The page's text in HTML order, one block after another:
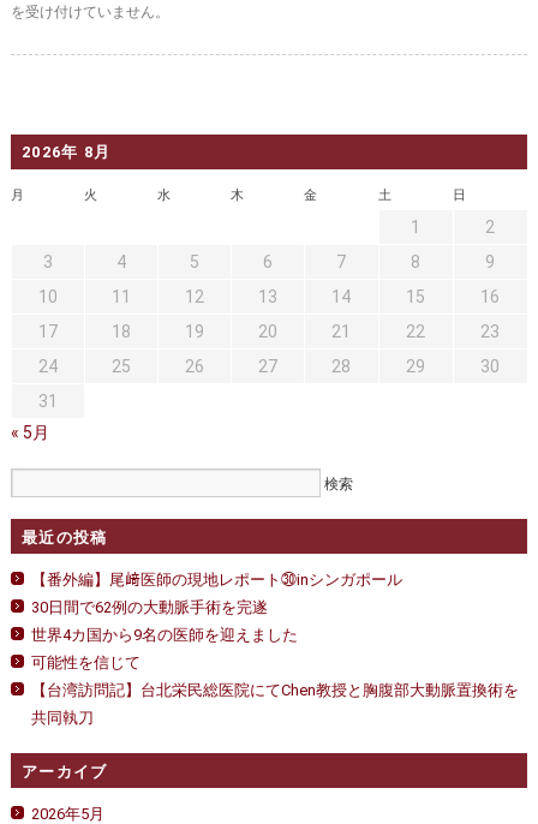
マルファン症候群
診察をご希望の方へ
遠方から来院される方は？
都道府県別紹介病院 良くある質問
正しい病院の選び方 アクセス
お問い合わせ
外来予約をされた方へ
私どもの特色
手術概要 ご紹介いただく場合
医師募集情報 ドクターカー
トピックス一覧
ー
う
頑
を受け付けていません。
2026年 8月
月 火 水 木 金 土 日
1
2
3
4 5 6 7 8
9
10
11 12 13 14 15
16
17
18 19 20 21 22
23
24
25 26 27 28 29
30
31
« 5月
最近の投稿
【番外編】尾﨑医師の現地レポート㉚inシンガポール
30日間で62例の大動脈手術を完遂
世界4カ国から9名の医師を迎えました
可能性を信じて
【台湾訪問記】台北栄民総医院にてChen教授と胸腹部大動脈置換術を
共同執刀
アーカイブ
2026年5月